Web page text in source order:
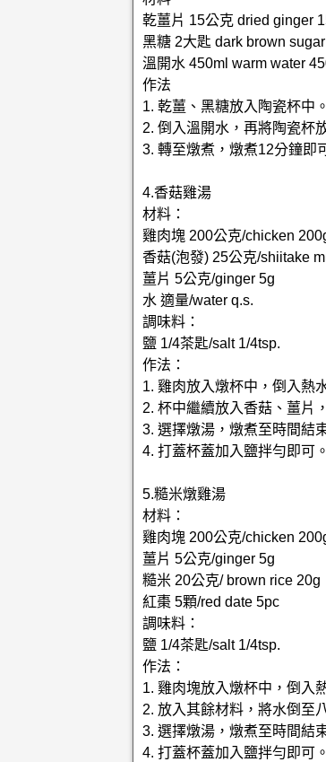
乾薑片 15公克 dried ginger
黑糖 2大匙 dark brown
溫開水 450ml warm water
作法
1. 乾薑、黑糖放入陶瓷杯中。
2. 倒入溫開水，再將陶瓷杯
3. 轉至燉煮，燉煮12分鐘即
4.香菇雞湯
材料：
雞肉塊 200公克/chicken
香菇(泡發) 25公克/shiitake
薑片 5公克/ginger 5g
水 適量/water q.s.
調味料：
鹽 1/4茶匙/salt 1/4tsp.
作法：
1. 雞肉放入燉杯中，倒入熱
2. 杯中繼續放入香菇、薑片
3. 選擇燉湯，燉煮至時間結
4. 打蓋杯蓋加入鹽拌勻即可。
5.糙米燉雞湯
材料：
雞肉塊 200公克/chicken
薑片 5公克/ginger 5g
糙米 20公克/ brown rice 20g
紅棗 5顆/red date 5pc
調味料：
鹽 1/4茶匙/salt 1/4tsp.
作法：
1. 雞肉塊放入燉杯中，倒入
2. 放入其餘材料，將水倒至
3. 選擇燉湯，燉煮至時間結
4. 打蓋杯蓋加入鹽拌勻即可。